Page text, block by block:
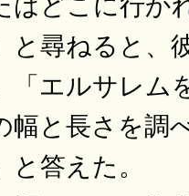
と尋ねると、
「エルサレム
幅と長さを調
答えた。